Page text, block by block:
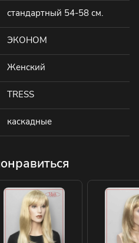
стандартный 54-58 см.
ЭКОНОМ
Женский
TRESS
каскадные